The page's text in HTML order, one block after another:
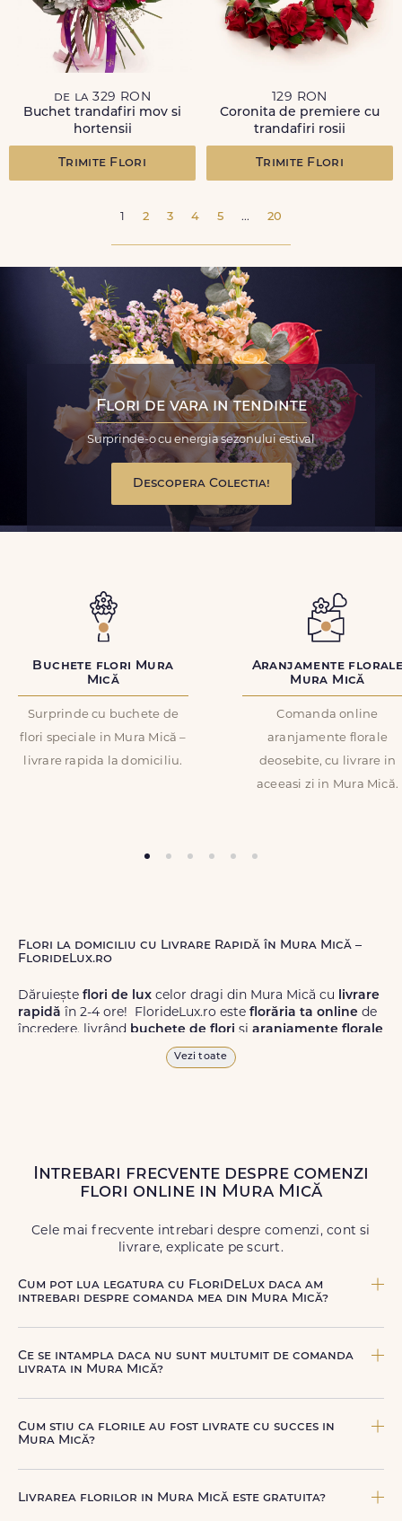
de la 329 RON
Buchet trandafiri mov si
hortensii
Trimite Flori
129 RON
Coronita de premiere cu
trandafiri rosii
Trimite Flori
1 2 3 4 5 ... 20
Flori de vara in tendinte
Surprinde-o cu energia sezonului estival
Descopera Colectia!
Buchete flori Mura
Mică
Surprinde cu buchete de
flori speciale in Mura Mică –
livrare rapida la domiciliu.
Aranjamente
Mura Mică
Comanda online
aranjamente florale
deosebite, cu livrare in
aceeasi zi in Mura Mică.
Flori la domiciliu cu Livrare Rapidă în Mura Mică –
FlorideLux.ro
Dăruiește flori de lux celor dragi din Mura Mică cu livrare
rapidă în 2-4 ore! FlorideLux.ro este florăria ta online de
încredere, livrând buchete de flori și aranjamente florale
de calitate superioară în Mura Mică și în toată România.
Livrăm buchete de florichiar și în weekend, pentru ca tu
să poți adresa un gest frumos atunci când ai nevoie.
Vezi toate
Intrebari frecvente despre comenzi
flori online in Mura Mică
Cele mai frecvente intrebari despre comenzi, cont si
livrare, explicate pe scurt.
Cum pot lua legatura cu FloriDeLux daca am
intrebari despre comanda mea din Mura Mică?
pentru comenzile cu livrare in Mura Mică. Ne poti
contacta oricand pentru informatii despre comanda,
Ce se intampla daca nu sunt multumit de comanda
livrata in Mura Mică?
astfel incat poti comanda fara griji.
Cum stiu ca florile au fost livrate cu succes in
Mura Mică?
prin SMS (daca ai bifat aceasta optiune) si email, care
Livrarea florilor in Mura Mică este gratuita?